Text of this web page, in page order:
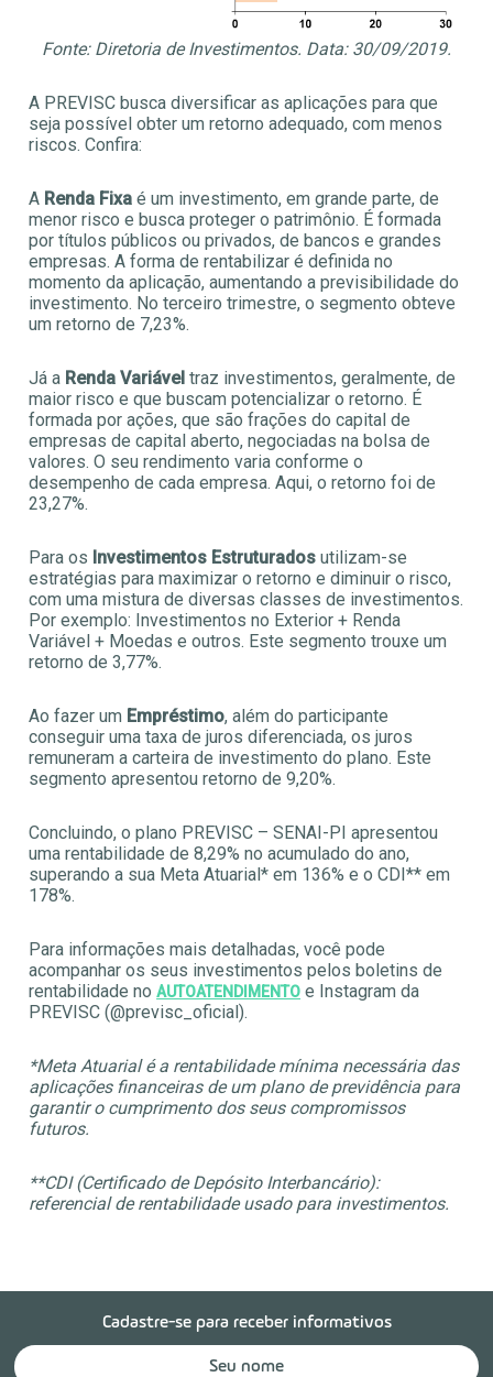
Fonte: Diretoria de Investimentos. Data: 30/09/2019.
A PREVISC busca diversificar as aplicações para que
seja possível obter um retorno adequado, com menos
riscos. Confira:
A Renda Fixa é um investimento, em grande parte, de
menor risco e busca proteger o patrimônio. É formada
por títulos públicos ou privados, de bancos e grandes
empresas. A forma de rentabilizar é definida no
momento da aplicação, aumentando a previsibilidade do
investimento. No terceiro trimestre, o segmento obteve
um retorno de 7,23%.
Já a Renda Variável traz investimentos, geralmente, de
maior risco e que buscam potencializar o retorno. É
formada por ações, que são frações do capital de
empresas de capital aberto, negociadas na bolsa de
valores. O seu rendimento varia conforme o
desempenho de cada empresa. Aqui, o retorno foi de
23,27%.
Para os Investimentos Estruturados utilizam-se
estratégias para maximizar o retorno e diminuir o risco,
com uma mistura de diversas classes de investimentos.
Por exemplo: Investimentos no Exterior + Renda
Variável + Moedas e outros. Este segmento trouxe um
retorno de 3,77%.
Ao fazer um Empréstimo, além do participante
conseguir uma taxa de juros diferenciada, os juros
remuneram a carteira de investimento do plano. Este
segmento apresentou retorno de 9,20%.
Concluindo, o plano PREVISC – SENAI-PI apresentou
uma rentabilidade de 8,29% no acumulado do ano,
superando a sua Meta Atuarial* em 136% e o CDI** em
178%.
Para informações mais detalhadas, você pode
acompanhar os seus investimentos pelos boletins de
rentabilidade noAUTOATENDIMENTO e Instagram da
PREVISC (@previsc_oficial).
*Meta Atuarial é a rentabilidade mínima necessária das
aplicações financeiras de um plano de previdência para
garantir o cumprimento dos seus compromissos
futuros.
**CDI (Certificado de Depósito Interbancário):
referencial de rentabilidade usado para investimentos.
Cadastre-se para receber informativos